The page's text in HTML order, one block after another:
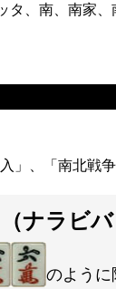
タ、南、南家、
」、「南北戦
ナラビバ
のように